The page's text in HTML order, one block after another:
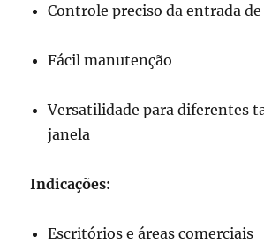
Controle preciso da entrada
Fácil manutenção
Versatilidade para diferentes
janela
Indicações:
Escritórios e áreas comerciais